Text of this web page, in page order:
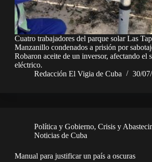
Cuatro trabajadores del parque solar Las
Manzanillo condenados a prisión por
Robaron aceite de un inversor, afectando el
eléctrico.
Redacción El Vigia de Cuba
30/
Política y Gobierno, Crisis y
Noticias de Cuba
Manual para justificar un país a oscuras